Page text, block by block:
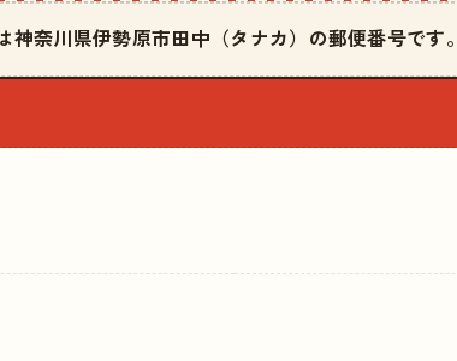
神奈川県伊勢原市田中（タナカ）の郵便番号です。